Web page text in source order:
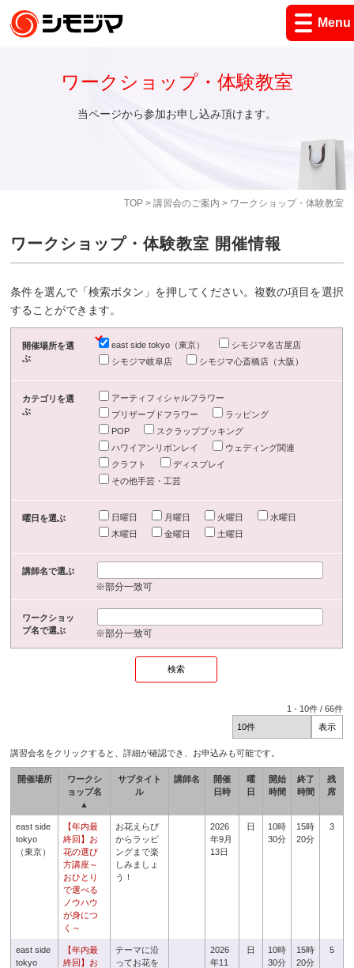
Menu
TOP> 講習会のご案内 > ワークショップ・体験教室
ワークショップ・体験教室
当ページから参加お申し込み頂けます。
ワークショップ・体験教室 開催情報
条件を選んで「検索ボタン」を押してください。複数の項目を選択
することができます。
開催場所を選
ぶ
east side tokyo（東京）
シモジマ名古屋店
シモジマ岐阜店
シモジマ心斎橋店（大阪）
カテゴリを選
ぶ
アーティフィシャルフラワー
プリザーブドフラワー
ラッピング
POP
スクラップブッキング
ハワイアンリボンレイ
ウェディング関連
クラフト
ディスプレイ
その他手芸・工芸
曜日を選ぶ 日曜日 月曜日 火曜日
水曜日
木曜日
金曜日 土曜日
講師名で選ぶ
※部分一致可
ワークショッ
プ名で選ぶ
※部分一致可
1 - 10件 /66件
講習会名をクリックすると、詳細が確認でき、お申込みも可能です。
開催場所
ワークシ
ョップ名
▲
サブタイト
ル
講師名
開催
日時
曜
日
開始
時間
終了
時間
残
席
east side
tokyo
（東京）
【年内最
終回】お
花の選び
方講座～
おひとり
で選べる
ノウハウ
が身につ
く～
お花えらび
からラッピ
ングまで楽
しみましょ
う！
2026
年9月
13日
日
10時
30分
15時
20分
3
east side
tokyo
【年内最
終回】お
テーマに沿
ってお花を
2026
年11
日
10時
30分
15時
20分
5